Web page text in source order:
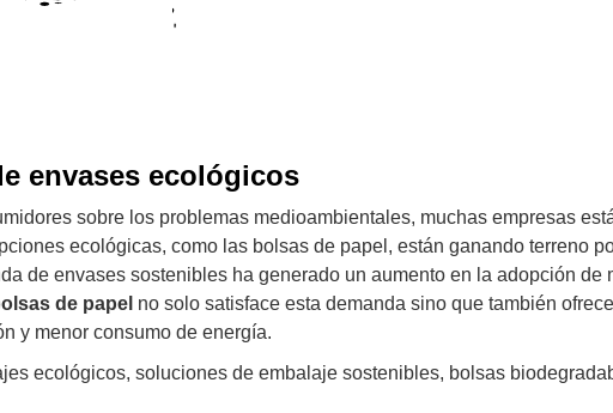
envases ecológicos
sobre los problemas medioambientales, muchas empresas
ecológicas, como las bolsas de papel, están ganando terreno
de envases sostenibles ha generado un aumento en la adopción de
de papel no solo satisface esta demanda sino que también
y menor consumo de energía.
ecológicos, soluciones de embalaje sostenibles, bolsas